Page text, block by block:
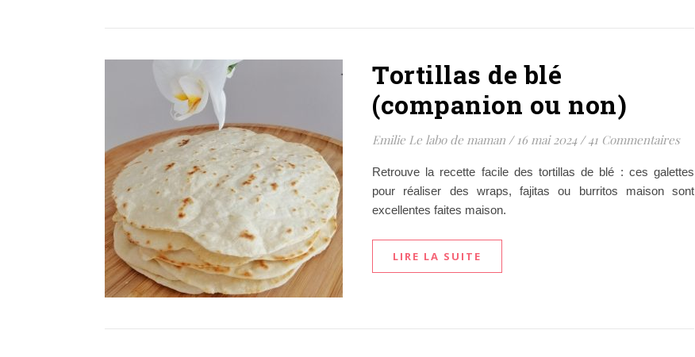
Tortillas de blé
(companion ou non)
Emilie Le labo de maman / 16 mai 2024 / 41 Commentaires
Retrouve la recette facile des tortillas de blé : ces galettes
pour réaliser des wraps, fajitas ou burritos maison sont
excellentes faites maison.
LIRE LA SUITE